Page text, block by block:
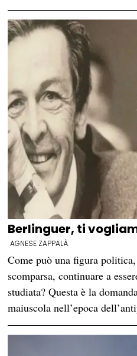
Berlinguer, ti
AGNESE ZAPPALÀ
Come può una figura
scomparsa, continuare a
studiata? Questa è la
maiuscola nell’epoca